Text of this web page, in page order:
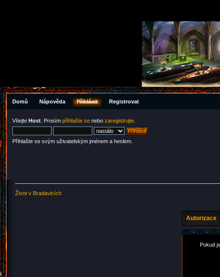
Domů Nápověda Přihlásit Registrovat
Vítejte Host . Prosím přihlašte se nebo zaregistrujte
Přihlašte se svým uživatelským jménem a heslem.
Život v Bradavicích
Autorizace
Pokud